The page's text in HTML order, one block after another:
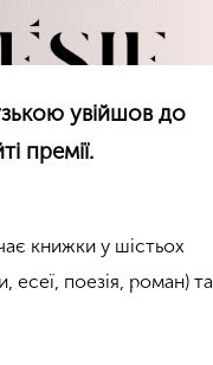
увійшов до
премії.
книжки у шістьох
есеї, поезія, роман) та